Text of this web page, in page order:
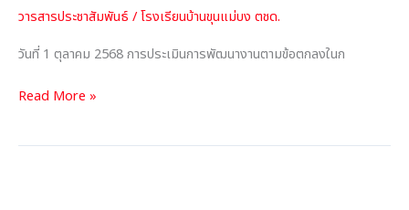
วารสารประชาสัมพันธ์ /โรงเรียนบ้านขุนแม่บง ตชด.
วันที่ 1 ตุลาคม 2568 การประเมินการพัฒนางานตามข้อตกลงในก
32/2568
Read More »